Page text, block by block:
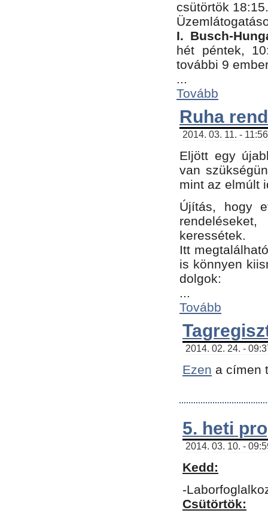
csütörtök 18:15.
I. Busch-
hét péntek,
további 9
...
Tovább
Ruha
2014. 03. 11. -
Eljött egy
van
mint az elmúlt
Újítás, hogy
keressétek.
Itt
is könnyen
dolgok:
...
Tovább
2014. 02. 24. -
Ezen a címen
5. heti
2014. 03. 10. -
Kedd:
-
Csütörtök: